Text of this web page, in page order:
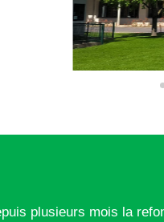
plusieurs mois la